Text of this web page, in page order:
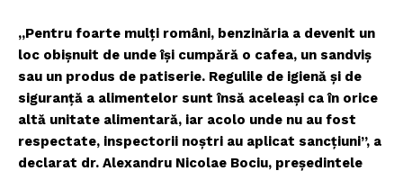
„Pentru foarte mulți români, benzinăria a devenit un
loc obișnuit de unde își cumpără o cafea, un sandviș
sau un produs de patiserie. Regulile de igienă și de
siguranță a alimentelor sunt însă aceleași ca în orice
altă unitate alimentară, iar acolo unde nu au fost
respectate, inspectorii noștri au aplicat sancțiuni”, a
declarat dr. Alexandru Nicolae Bociu, președintele